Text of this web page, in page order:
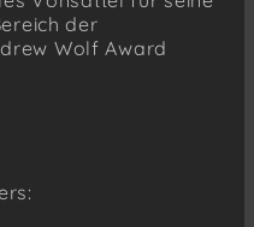
der
Wolf Award